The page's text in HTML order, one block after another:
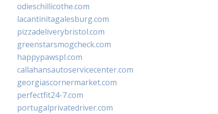
odieschillicothe.com
lacantinitagalesburg.com
pizzadeliverybristol.com
greenstarsmogcheck.com
happypawspl.com
callahansautoservicecenter.com
georgiascornermarket.com
perfectfit24-7.com
portugalprivatedriver.com